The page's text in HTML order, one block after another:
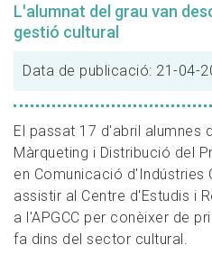
L'alumnat del grau van
gestió cultural
Data de publicació: 21-04-
El passat 17 d'abril alumnes
Màrqueting i Distribució del
en Comunicació d'Indústries
assistir al Centre d'Estudis i
a l'APGCC per conèixer de
fa dins del sector cultural.